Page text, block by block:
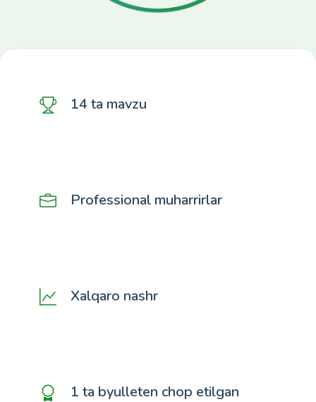
14 ta mavzu
Professional muharrirlar
Xalqaro nashr
1 ta byulleten chop etilgan